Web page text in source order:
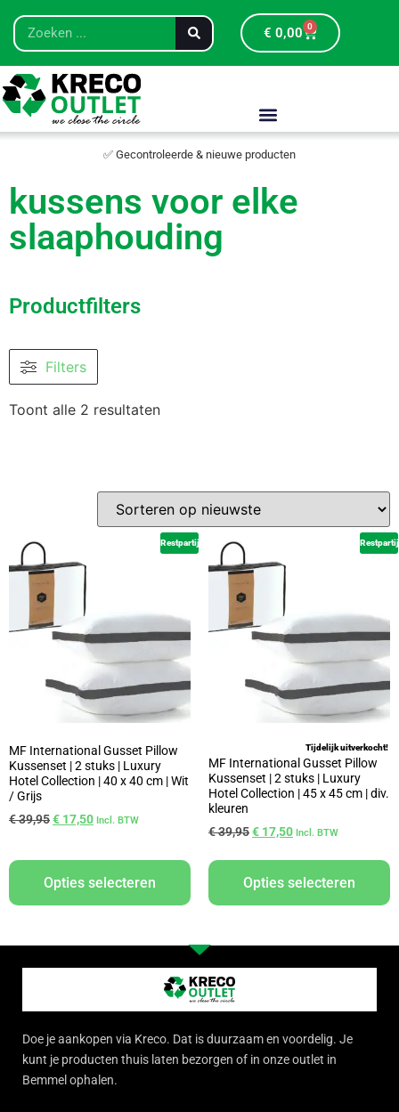
€ 0,00 0
✅ Gecontroleerde & nieuwe producten
kussens voor elke
slaaphouding
Productfilters
Filters
Toont alle 2 resultaten
Restpartij
MF International Gusset Pillow
Kussenset | 2 stuks | Luxury
Hotel Collection | 40 x 40 cm | Wit
/ Grijs
€39,95€ 17,50 Incl. BTW
Opties selecteren
Restpartij
Tijdelijk uitverkocht!
MF International Gusset Pillow
Kussenset | 2 stuks | Luxury
Hotel Collection | 45 x 45 cm | div.
kleuren
€39,95€ 17,50 Incl. BTW
Opties selecteren
Doe je aankopen via Kreco. Dat is duurzaam en voordelig. Je
kunt je producten thuis laten bezorgen of in onze outlet in
Bemmel ophalen.